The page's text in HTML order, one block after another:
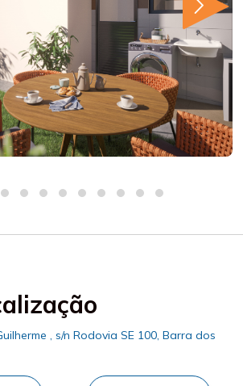
, s/n Rodovia SE 100, Barra dos